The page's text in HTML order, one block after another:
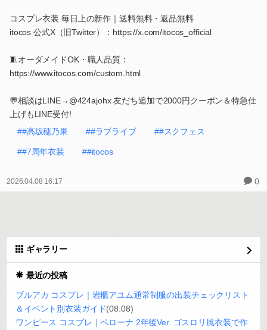
コスプレ衣装 毎日上の新作｜送料無料・返品無料
itocos 公式X（旧Twitter）：https://x.com/itocos_official
🧵オーダメイドOK・職人品質：
https://www.itocos.com/custom.html
💬相談はLINE→@424ajohx 友だち追加で2000円クーポン＆特急仕
上げもLINE受付!
##高坂穂乃果
##ラブライブ ##スクフェス
##7周年衣装 ##itocos
2026.04.08 16:17 0
ギャラリー
最近の投稿
ブルアカ コスプレ｜岩櫃アユム通常制服の出装チェックリスト
＆イベント別衣装ガイド(08.08)
ワンピース コスプレ｜ペローナ 2年後Ver. ゴスロリ風衣装で作